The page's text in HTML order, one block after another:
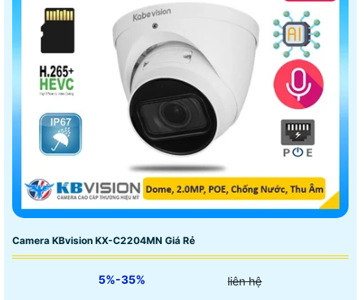
Camera KBvision KX-C2204MN Giá Rẻ
5%-35% liên hệ